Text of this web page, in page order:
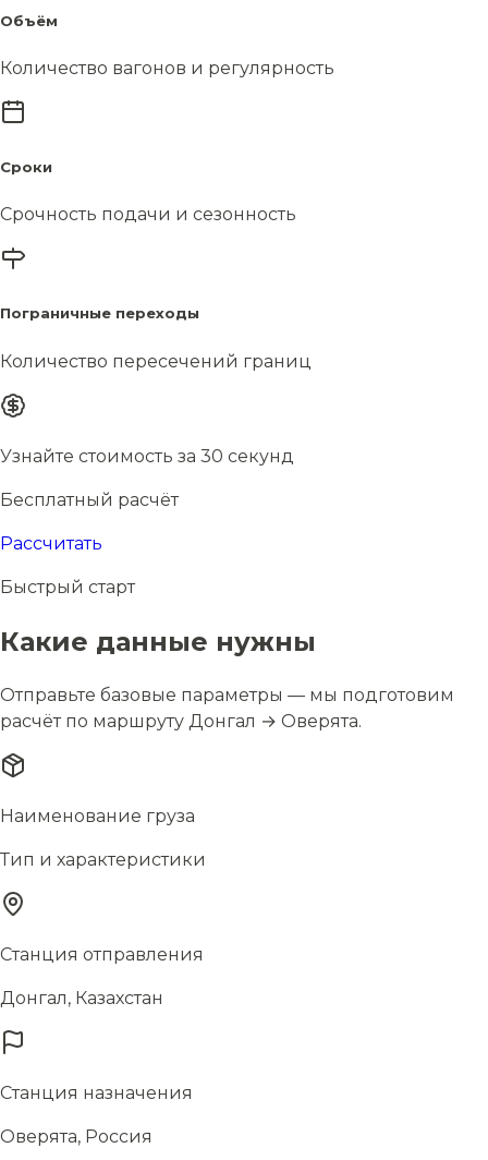
Объём
Количество вагонов и регулярность
Сроки
Срочность подачи и сезонность
Пограничные переходы
Количество пересечений границ
Узнайте стоимость за 30 секунд
Бесплатный расчёт
Рассчитать
Быстрый старт
Какие данные нужны
Отправьте базовые параметры — мы подготовим
расчёт по маршруту Донгал → Оверята.
Наименование груза
Тип и характеристики
Станция отправления
Донгал, Казахстан
Станция назначения
Оверята, Россия